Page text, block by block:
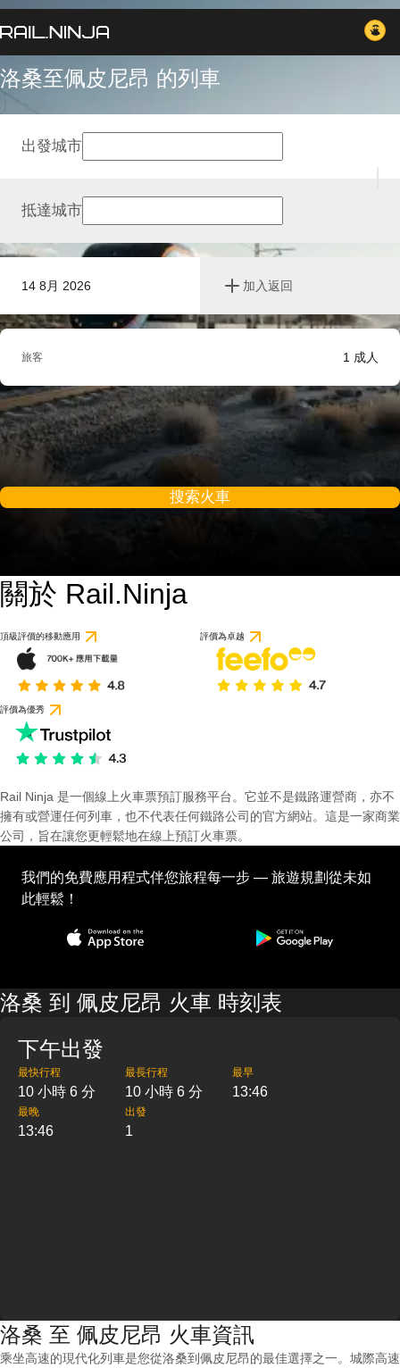
洛桑至佩皮尼昂 的列車
14 8月 2026 加入返回
出發城市
抵達城市
旅客 1 成人
搜索火車
關於 Rail.Ninja
頂級評價的移動應用 評價為卓越
評價為優秀
Rail Ninja 是一個線上火車票預訂服務平台。它並不是鐵路運營商，亦不
擁有或營運任何列車，也不代表任何鐵路公司的官方網站。這是一家商業
公司，旨在讓您更輕鬆地在線上預訂火車票。
我們的免費應用程式伴您旅程每一步 — 旅遊規劃從未如
此輕鬆！
洛桑 到 佩皮尼昂 火車 時刻表
下午出發
最快行程
10 小時 6 分
最長行程
10 小時 6 分
最早
13:46
最晚
13:46
出發
1
洛桑 至 佩皮尼昂 火車資訊
乘坐高速的現代化列車是您從洛桑到佩皮尼昂的最佳選擇之一。城際高速